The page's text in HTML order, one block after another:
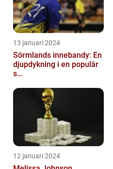
13 januari 2024
Sörmlands innebandy: En
djupdykning i en populär
s...
12 januari 2024